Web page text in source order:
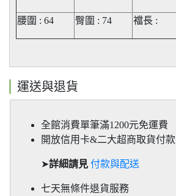
腰圍 : 64 臀圍 : 74 襠長 :
運送與退貨
全館消費單筆滿1200元免運費
開放信用卡&二大超商取貨付款
➤詳細請見 付款與配送
七天無條件退貨服務